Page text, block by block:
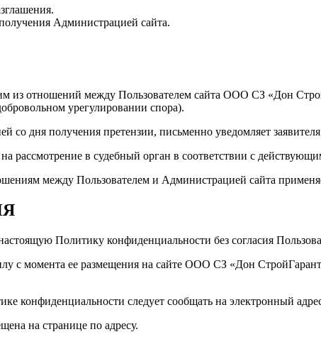
Администрацией сайта.
из отношений между Пользователем сайта ООО СЗ «Дон
урегулировании спора).
со дня получения претензии, письменно уведомляет
рассмотрение в судебный орган в соответствии с
между Пользователем и Администрацией сайта
Политику конфиденциальности без согласия
с момента ее размещения на сайте ООО СЗ «Дон
конфиденциальности следует сообщать на электронный
на странице по адресу.